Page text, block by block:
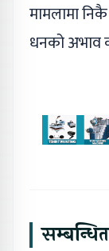
मामलामा
धनको अभाव